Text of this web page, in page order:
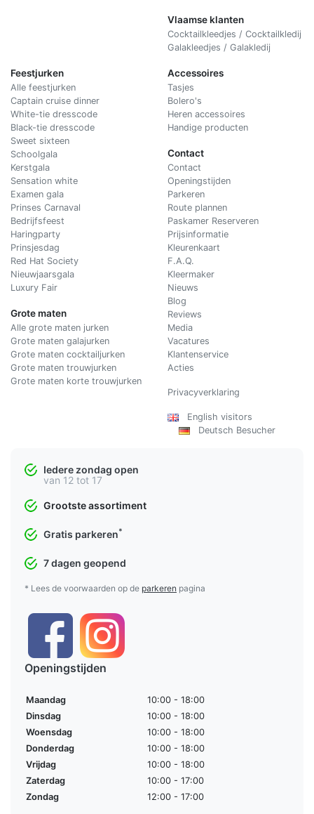
Vlaamse klanten
Cocktailkleedjes / Cocktailkledij
Galakleedjes / Galakledij
Feestjurken
Alle feestjurken
Captain cruise dinner
White-tie dresscode
Black-tie dresscode
Sweet sixteen
Schoolgala
Kerstgala
Sensation white
Examen gala
Prinses Carnaval
Bedrijfsfeest
Haringparty
Prinsjesdag
Red Hat Society
Nieuwjaarsgala
Luxury Fair
Grote maten
Alle grote maten jurken
Grote maten galajurken
Grote maten cocktailjurken
Grote maten trouwjurken
Grote maten korte trouwjurken
Accessoires
Tasjes
Bolero's
Heren accessoires
Handige producten
Contact
Contact
Openingstijden
Parkeren
Route plannen
Paskamer Reserveren
Prijsinformatie
Kleurenkaart
F.A.Q.
Kleermaker
Nieuws
Blog
Reviews
Media
Vacatures
Klantenservice
Acties
Privacyverklaring
English visitors
Deutsch Besucher
Iedere zondag open
van 12 tot 17
Grootste assortiment
Gratis parkeren*
7 dagen geopend
* Lees de voorwaarden op de parkeren pagina
Openingstijden
Maandag
10:00 - 18:00
Dinsdag
10:00 - 18:00
Woensdag
10:00 - 18:00
Donderdag
10:00 - 18:00
Vrijdag
10:00 - 18:00
Zaterdag
10:00 - 17:00
Zondag
12:00 - 17:00